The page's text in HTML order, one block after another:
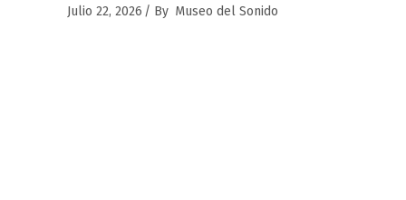
Julio 22, 2026 By Museo del Sonido